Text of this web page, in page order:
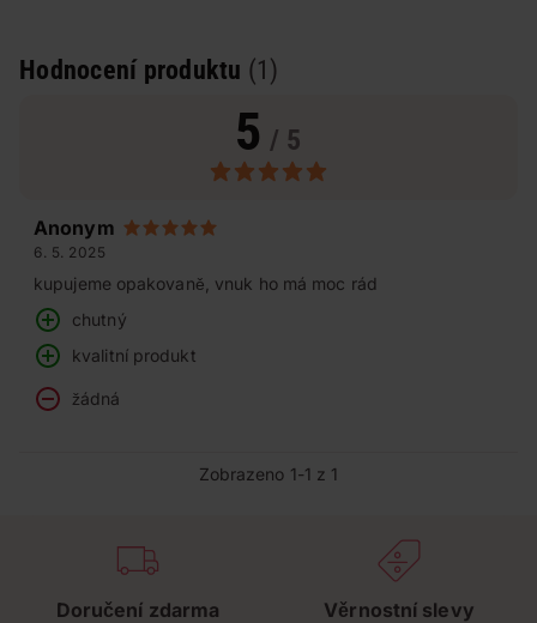
Hodnocení produktu (1)
5 / 5
Anonym
6. 5. 2025
kupujeme opakovaně, vnuk ho má moc rád
chutný
kvalitní produkt
žádná
Zobrazeno 1-1 z 1
Doručení zdarma Věrnostní slevy